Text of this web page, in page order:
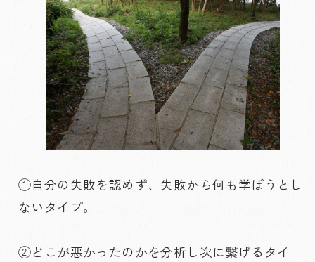
①自分の失敗を認めず、失敗から何も学ぼうとし
ないタイプ。
②どこが悪かったのかを分析し次に繋げるタイ